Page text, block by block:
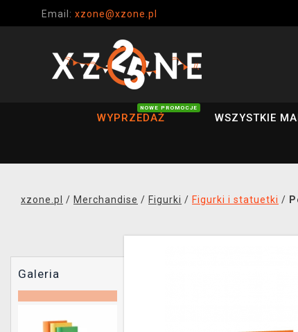
Email: xzone@xzone.pl
WYPRZEDAŻ
NOWE PROMOCJE
WSZYSTKIE
xzone.pl / Merchandise / Figurki / Figurki i statuetki /
Galeria